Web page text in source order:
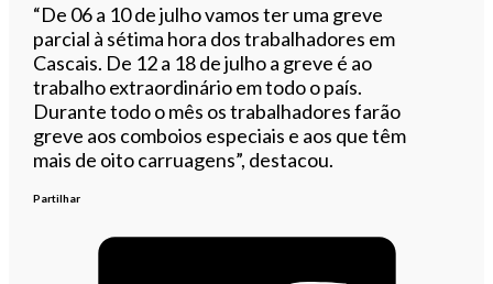
“De 06 a 10 de julho vamos ter uma greve
parcial à sétima hora dos trabalhadores em
Cascais. De 12 a 18 de julho a greve é ao
trabalho extraordinário em todo o país.
Durante todo o mês os trabalhadores farão
greve aos comboios especiais e aos que têm
mais de oito carruagens”, destacou.
Partilhar